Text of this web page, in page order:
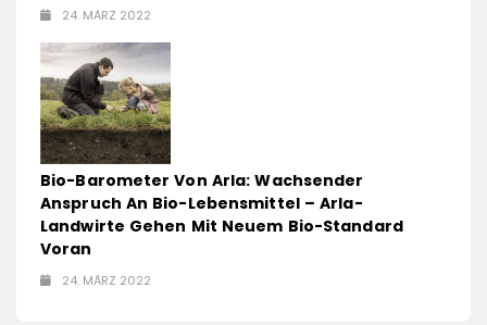
24. MÄRZ 2022
Bio-Barometer Von Arla: Wachsender
Anspruch An Bio-Lebensmittel – Arla-
Landwirte Gehen Mit Neuem Bio-Standard
Voran
24. MÄRZ 2022